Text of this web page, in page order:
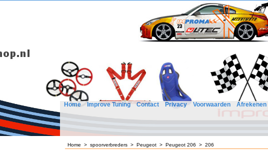
Home Improve Tuning Contact Privacy Voorwaarden Afrekenen
Home > spoorverbreders > Peugeot > Peugeot 206 > 206